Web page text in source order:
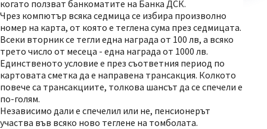
когато ползват банкоматите на Банка ДСК.
Чрез компютър всяка седмица се избира произволно
номер на карта, от която е теглена сума през седмицата.
Всеки вторник се тегли една награда от 100 лв, а всяко
трето число от месеца - една награда от 1000 лв.
Единственото условие е през съответния период по
картовата сметка да е направена трансакция. Колкото
повече са трансакциите, толкова шансът да се спечели е
по-голям.
Независимо дали е спечелил или не, пенсионерът
участва във всяко ново теглене на томболата.